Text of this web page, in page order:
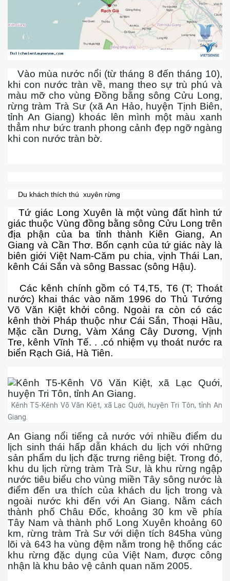
Vào mùa nước nổi (từ tháng 8 đến tháng 10),
khi con nước tràn về, mang theo sự trù phú và
màu mỡ cho vùng Đồng bằng sông Cửu Long,
rừng tràm Trà Sư (xã An Hảo, huyện Tịnh Biên,
tỉnh An Giang) khoác lên mình một màu xanh
thẳm như bức tranh phong cảnh đẹp ngỡ ngàng
khi con nước tràn bờ.
Du khách thích thú xuyên rừng
Tứ giác Long Xuyên là một vùng đất hình tứ
giác thuộc Vùng đồng bằng sông Cửu Long trên
địa phận của ba tỉnh thành Kiên Giang, An
Giang và Cần Thơ. Bốn cạnh của tứ giác này là
biên giới Việt Nam-Căm pu chia, vịnh Thái Lan,
kênh Cái Sắn và sông Bassac (sông Hậu).
Các kênh chính gồm có T4,T5, T6 (T; Thoát
nước) khai thác vào năm 1996 do Thủ Tướng
Võ Văn Kiệt khởi công. Ngoài ra còn có các
kênh thời Pháp thuộc như Cái Sắn, Thoại Hầu,
Mặc cần Dưng, Vàm Xáng Cây Dương, Vịnh
Tre, kênh Vĩnh Tế. . .có nhiệm vụ thoát nước ra
biển Rạch Giá, Hà Tiên.
Kênh T5-Kênh Võ Văn Kiệt, xã Lạc Quới, huyện Tri Tôn, tỉnh An
Giang.
An Giang nổi tiếng cả nước với nhiều điểm du
lịch sinh thái hấp dẫn khách du lịch với những
sản phẩm du lịch đặc trưng riêng biệt. Trong đó,
khu du lịch rừng tràm Trà Sư, là khu rừng ngập
nước tiêu biểu cho vùng miền Tây sông nước là
điểm đến ưa thích của khách du lịch trong và
ngoài nước khi đến với An Giang. Nằm cách
thành phố Châu Đốc, khoảng 30 km về phía
Tây Nam và thành phố Long Xuyên khoảng 60
km, rừng tràm Trà Sư với diện tích 845ha vùng
lõi và 643 ha vùng đệm nằm trong hệ thống các
khu rừng đặc dụng của Việt Nam, được công
nhận là khu bảo vệ cảnh quan năm 2005.
4
5
7
bộ.
11
12
13
14
15